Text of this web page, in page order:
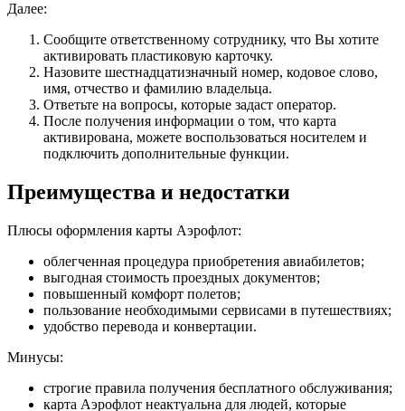
Далее:
Сообщите ответственному сотруднику, что Вы хотите
активировать пластиковую карточку.
Назовите шестнадцатизначный номер, кодовое слово,
имя, отчество и фамилию владельца.
Ответьте на вопросы, которые задаст оператор.
После получения информации о том, что карта
активирована, можете воспользоваться носителем и
подключить дополнительные функции.
Преимущества и недостатки
Плюсы оформления карты Аэрофлот:
облегченная процедура приобретения авиабилетов;
выгодная стоимость проездных документов;
повышенный комфорт полетов;
пользование необходимыми сервисами в путешествиях;
удобство перевода и конвертации.
Минусы:
строгие правила получения бесплатного обслуживания;
карта Аэрофлот неактуальна для людей, которые